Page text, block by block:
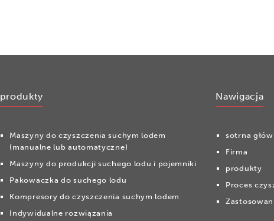
produkty
Maszyny do czyszczenia suchym lodem
(manualne lub automatyczne)
Maszyny do produkcji suchego lodu i pojemniki
Pakowaczka do suchego lodu
Kompresory do czyszczenia suchym lodem
Indywidualne rozwiązania
Nawigacja
sotrna
Firma
produkty
Proces